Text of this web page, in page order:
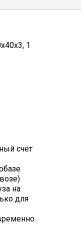
, 1
счет
на
для